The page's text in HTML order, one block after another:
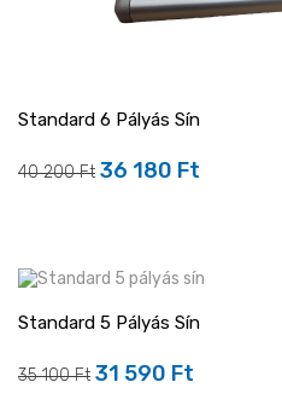
Standard 6 Pályás Sín
Regular
40 200 Ft Ár
36 180 Ft
Standard 5 Pályás Sín
Regular
35 100 Ft Ár
31 590 Ft